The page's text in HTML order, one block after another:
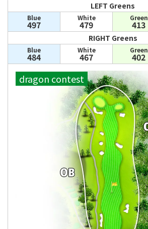
LEFT Greens
Blue
497
White
479
Green
413
RIGHT Greens
Blue
484
White
467
Green
402
dragon contest